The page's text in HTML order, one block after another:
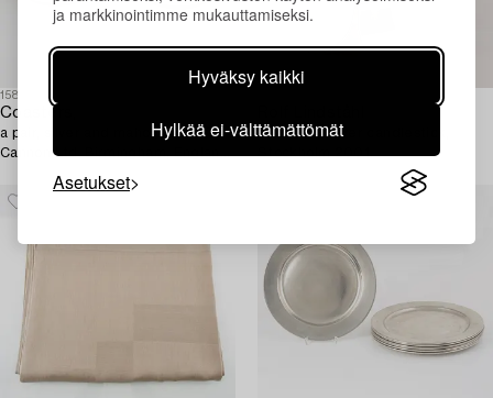
ja markkinointimme mukauttamiseksi.
Hyväksy kaikki
Hylkää ei-välttämättömät
Asetukset
1586085
Coasters,
a pair, silver and mahogany, A T
Cannon Ltd, Birmingham, England
A sterling silver candlestick,